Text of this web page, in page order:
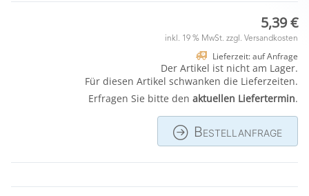
5,39 €
inkl. 19 % MwSt. zzgl. Versandkosten
Lieferzeit: auf Anfrage
Der Artikel ist nicht am Lager.
Für diesen Artikel schwanken die Lieferzeiten.
Erfragen Sie bitte den aktuellen Liefertermin.
Bestellanfrage